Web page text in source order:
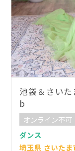
池袋＆さい
b
オンライン不可
ダンス
埼玉県 さいたま